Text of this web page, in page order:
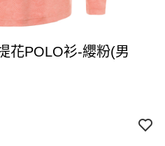
花POLO衫-纓粉(男